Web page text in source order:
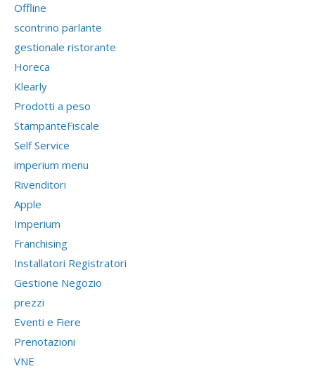
Offline
scontrino parlante
gestionale ristorante
Horeca
Klearly
Prodotti a peso
StampanteFiscale
Self Service
imperium menu
Rivenditori
Apple
Imperium
Franchising
Installatori Registratori
Gestione Negozio
prezzi
Eventi e Fiere
Prenotazioni
VNE